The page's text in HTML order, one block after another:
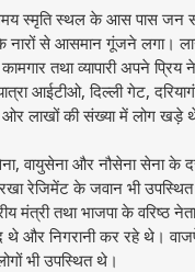
स्मृति स्थल के आस पास जन
से आसमान गूंजने लगा।
तथा व्यापारी अपने
आईटीओ, दिल्ली गेट,
ओर लाखों की संख्या में लोग खड़े
वायुसेना और नौसेना सेना
रेजिमेंट के जवान भी उपस्थित
मंत्री तथा भाजपा के वरिष्ठ
थे और निगरानी कर रहे थे।
भी उपस्थित थे।